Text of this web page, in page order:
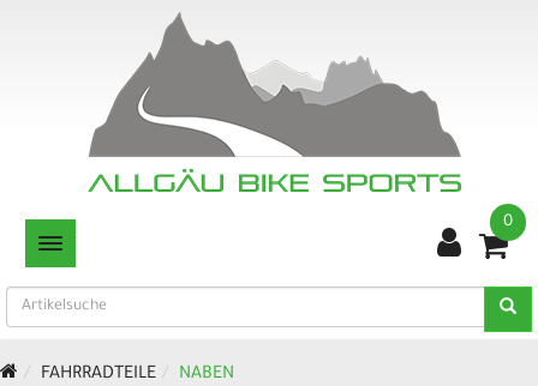
TOGGLE NAVIGATION
0
FAHRRADTEILE NABEN